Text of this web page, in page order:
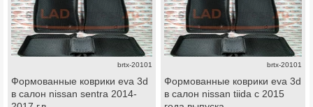
brtx-20101
Формованные коврики eva 3d
в салон nissan sentra 2014-
brtx-20101
Формованные коврики eva 3d
в салон nissan tiida с 2015